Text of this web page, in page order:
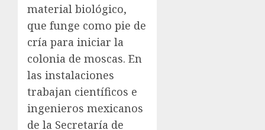
material biológico,
que funge como pie de
cría para iniciar la
colonia de moscas. En
las instalaciones
trabajan científicos e
ingenieros mexicanos
de la Secretaría de